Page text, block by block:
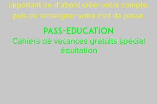
important de d’abord créer votre compte,
puis de renseigner votre mot de passe.
PASS-EDUCATION
Cahiers de vacances gratuits spécial
équitation